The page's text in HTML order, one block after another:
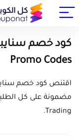
Promo Codes
اقتنص كود خصم
Trading.